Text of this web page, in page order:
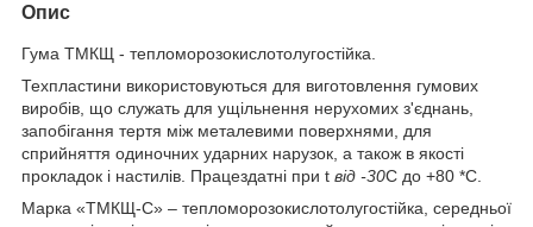
Опис
Гума ТМКЩ - тепломорозокислотолугостійка.
Техпластини використовуються для виготовлення гумових
виробів, що служать для ущільнення нерухомих з'єднань,
запобігання тертя між металевими поверхнями, для
сприйняття одиночних ударних нарузок, а також в якості
прокладок і настилів. Працездатні при t від -30С до +80 *С.
Марка «ТМКЩ-С» – тепломорозокислотолугостійка, середньої